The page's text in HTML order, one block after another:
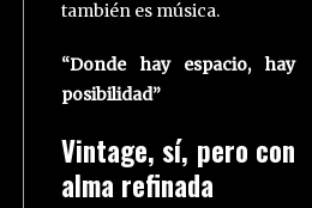
también es música.
“Donde hay espacio, hay
posibilidad”
Vintage, sí, pero con
alma refinada